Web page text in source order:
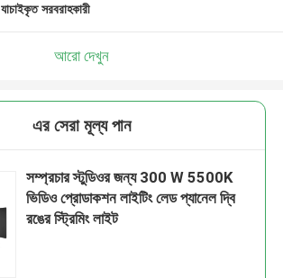
যাচাইকৃত সরবরাহকারী
আরো দেখুন
এর সেরা মূল্য পান
সম্প্রচার স্টুডিওর জন্য 300 W 5500K
ভিডিও প্রোডাকশন লাইটিং লেড প্যানেল দ্বি
রঙের স্ট্রিমিং লাইট